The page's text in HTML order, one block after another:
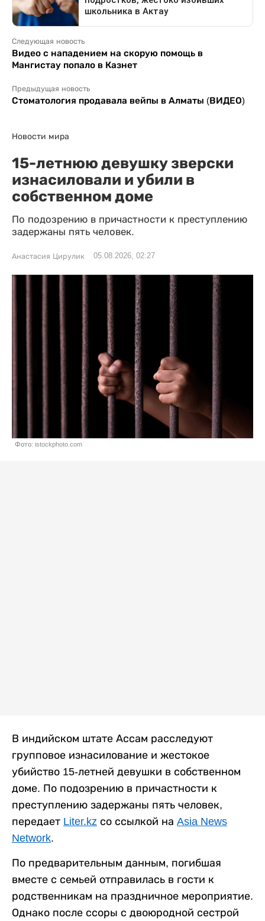
Следующая новость
Видео с нападением на скорую помощь в
Мангистау попало в Казнет
Предыдущая новость
Стоматология продавала вейпы в Алматы (ВИДЕО)
Новости мира
15-летнюю девушку зверски
изнасиловали и убили в
собственном доме
По подозрению в причастности к преступлению
задержаны пять человек.
Анастасия Цирулик 05.08.2026, 02:27
Фото: istockphoto.com
В индийском штате Ассам расследуют
групповое изнасилование и жестокое
убийство 15-летней девушки в собственном
доме. По подозрению в причастности к
преступлению задержаны пять человек,
передает Liter.kz со ссылкой на Asia News
Network.
По предварительным данным, погибшая
вместе с семьей отправилась в гости к
родственникам на праздничное мероприятие.
Однако после ссоры с двоюродной сестрой